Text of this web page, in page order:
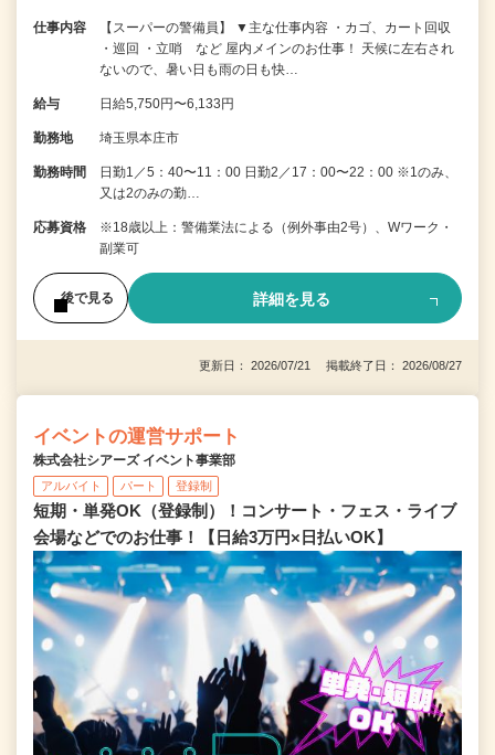
仕事内容
【スーパーの警備員】 ▼主な仕事内容 ・カゴ、カート回収
・巡回 ・立哨 など 屋内メインのお仕事！ 天候に左右され
ないので、暑い日も雨の日も快…
給与 日給5,750円〜6,133円
勤務地 埼玉県本庄市
勤務時間
日勤1／5：40〜11：00 日勤2／17：00〜22：00 ※1のみ、
又は2のみの勤…
応募資格
※18歳以上：警備業法による（例外事由2号）、Wワーク・
副業可
後で見る 詳細を見る
更新日： 2026/07/21 掲載終了日： 2026/08/27
イベントの運営サポート
株式会社シアーズ イベント事業部
アルバイト パート 登録制
短期・単発OK（登録制）！コンサート・フェス・ライブ
会場などでのお仕事！【日給3万円×日払いOK】